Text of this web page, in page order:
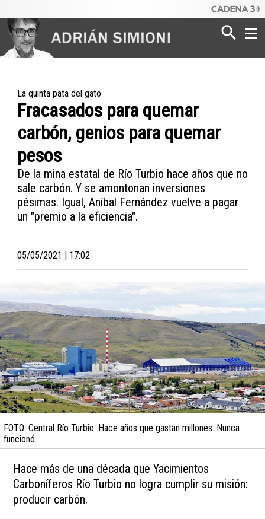
Poder
Dinero
Mundo
La quinta pata del gato
Fracasados para quemar
carbón, genios para quemar
pesos
De la mina estatal de Río Turbio hace años que no
sale carbón. Y se amontonan inversiones
pésimas. Igual, Aníbal Fernández vuelve a pagar
un "premio a la eficiencia".
05/05/2021 | 17:02
FOTO: Central Río Turbio. Hace años que gastan millones. Nunca
funcionó.
Hace más de una década que Yacimientos
Carboníferos Río Turbio no logra cumplir su misión:
producir carbón.